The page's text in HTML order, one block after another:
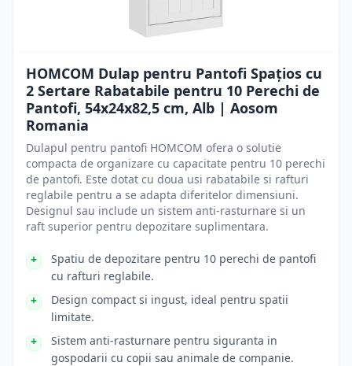
HOMCOM Dulap pentru Pantofi Spațios cu
2 Sertare Rabatabile pentru 10 Perechi de
Pantofi, 54x24x82,5 cm, Alb | Aosom
Romania
Dulapul pentru pantofi HOMCOM ofera o solutie
compacta de organizare cu capacitate pentru 10 perechi
de pantofi. Este dotat cu doua usi rabatabile si rafturi
reglabile pentru a se adapta diferitelor dimensiuni.
Designul sau include un sistem anti-rasturnare si un
raft superior pentru depozitare suplimentara.
Spatiu de depozitare pentru 10 perechi de pantofi
cu rafturi reglabile.
Design compact si ingust, ideal pentru spatii
limitate.
Sistem anti-rasturnare pentru siguranta in
gospodarii cu copii sau animale de companie.